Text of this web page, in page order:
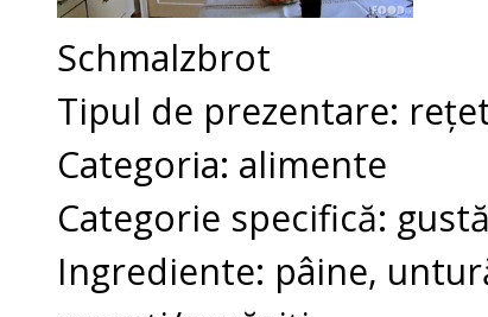
Schmalzbrot
Tipul de prezentare:
Categoria: alimente
Categorie specifică:
Ingrediente: pâine,